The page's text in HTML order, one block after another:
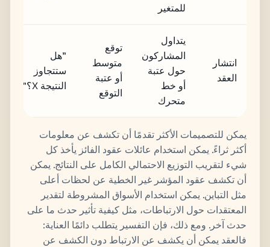
للمتغير
انتشار
العقد
يتداول
المشاركون
حول عتبة
أو خط
متحرك
توقع
متوسط
أو عتبة
التوقع
"هل
ستتجاوز
النتيجة X؟"
يمكن للتصميمات الأكثر تقدمًا أن تكشف عن معلومات
أكثر ثراءً. يمكن استخدام عائلات عقود الفائز يأخذ كل
شيء لتقريب التوزيع الاحتمالي الكامل على النتائج. يمكن
أن تكشف عقود المؤشر غير الخطية عن لحظات أعلى
مثل التباين. يمكن استخدام الأسواق المشروطة لتقدير
المعتقدات حول الارتباطات، مثل كيفية تأثير حدث ما على
حدث آخر. ومع ذلك، فإن التفسير يتطلب دائمًا العناية:
فالعقد يمكن أن يكشف عن الارتباط دون الكشف عن